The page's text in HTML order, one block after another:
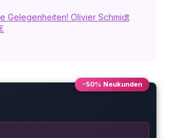
Gelegenheiten! Olivier Schmidt
-50% Neukunden